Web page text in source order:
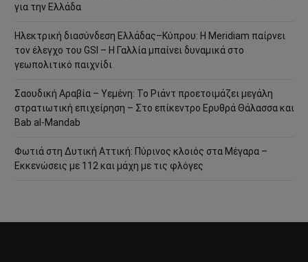
για την Ελλάδα
Ηλεκτρική διασύνδεση Ελλάδας–Κύπρου: Η Meridiam παίρνει
τον έλεγχο του GSI – Η Γαλλία μπαίνει δυναμικά στο
γεωπολιτικό παιχνίδι
Σαουδική Αραβία – Υεμένη: Το Ριάντ προετοιμάζει μεγάλη
στρατιωτική επιχείρηση – Στο επίκεντρο Ερυθρά Θάλασσα και
Bab al-Mandab
Φωτιά στη Δυτική Αττική: Πύρινος κλοιός στα Μέγαρα –
Εκκενώσεις με 112 και μάχη με τις φλόγες